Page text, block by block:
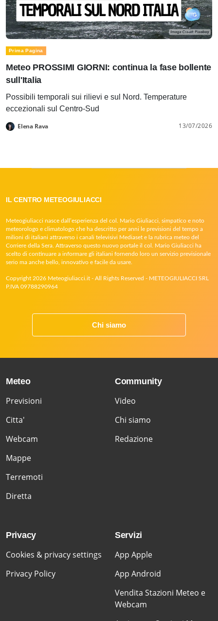
Prima Pagina
Meteo PROSSIMI GIORNI: continua la fase bollente
sull'Italia
Possibili temporali sui rilievi e sul Nord. Temperature
eccezionali sul Centro-Sud
Elena Rava 13/07/2026
IL CENTRO METEOGIULIACCI
Meteogiuliacci nasce dall’esperienza del col. Mario Giuliacci, simpatico e noto
meteorologo e climatologo che ha descritto per anni le previsioni del tempo a
milioni di italiani attraverso i canali televisivi Mediaset e la rubrica meteo del
Corriere della Sera. Attraverso questo nuovo portale il col. Mario Giuliacci ha
scelto di continuare a informare gli italiani fornendo loro un servizio previsionale
serio ma anche bello, innovativo e facile da usare.
Copyright 2026 Meteogiuliacci.it - All Rights Reserved - METEOGIULIACCI SRL
P.IVA 09788290964
Chi siamo
Meteo
Previsioni
Citta'
Webcam
Mappe
Terremoti
Diretta
Community
Video
Chi siamo
Redazione
Privacy
Cookies & privacy settings
Privacy Policy
Servizi
App Apple
App Android
Vendita Stazioni Meteo e
Webcam